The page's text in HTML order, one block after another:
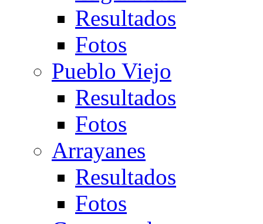
Resultados
Fotos
Pueblo Viejo
Resultados
Fotos
Arrayanes
Resultados
Fotos